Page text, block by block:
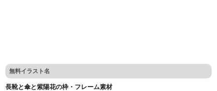
無料イラスト名
長靴と傘と紫陽花の枠・フレーム素材